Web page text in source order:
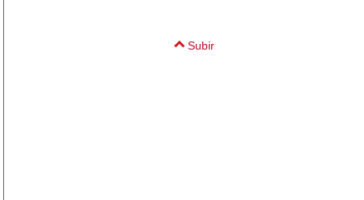
Subir